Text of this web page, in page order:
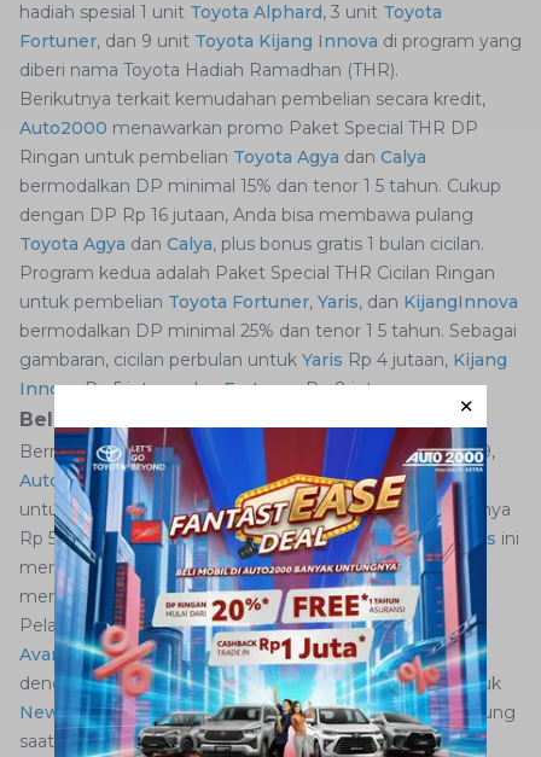
hadiah spesial 1 unit Toyota Alphard, 3 unit Toyota
Fortuner, dan 9 unit Toyota Kijang Innova di program yang
diberi nama Toyota Hadiah Ramadhan (THR).
Berikutnya terkait kemudahan pembelian secara kredit,
Auto2000 menawarkan promo Paket Special THR DP
Ringan untuk pembelian Toyota Agya dan Calya
bermodalkan DP minimal 15% dan tenor 1 5 tahun. Cukup
dengan DP Rp 16 jutaan, Anda bisa membawa pulang
Toyota Agya dan Calya, plus bonus gratis 1 bulan cicilan.
Program kedua adalah Paket Special THR Cicilan Ringan
untuk pembelian Toyota Fortuner, Yaris, dan KijangInnova
bermodalkan DP minimal 25% dan tenor 1 5 tahun. Sebagai
gambaran, cicilan perbulan untuk Yaris Rp 4 jutaan, Kijang
InnovaRp 5 jutaan, danFortunerRp 8 jutaan.
Beli New Avanza Rp 5 juta saja
Bermodalkan pembelian mobil baru Toyota di IIMS 2019,
Auto2000 memberikan kesempatan pada pelanggan
untuk dapat membeliNew Avanzaterbaru seharga hanya
Rp 5 juta saja. Program yang diberi namaSurprise Deals ini
memberikan kesempatanbagi Anda untukdapat
mengikuti flash sale.
PelangganAuto2000dapatmembeli 1 unit mobilNew
Avanzaatau 100 unit smartphone Samsung Galaxy S10
dengan harga sangat menggiurkan yakni Rp 5 juta untuk
New Avanza dan Rp 500 ribu untuk smartphone Samsung
saat periode flash sale.ProgramSurprise Dealsberlaku